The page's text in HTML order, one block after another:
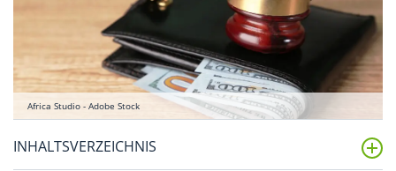
Africa Studio - Adobe Stock
INHALTSVERZEICHNIS